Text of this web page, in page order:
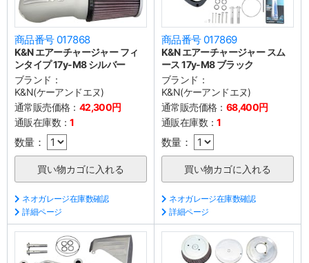
商品番号 017868
K&N エアーチャージャー フィ
ンタイプ 17y-M8 シルバー
ブランド：
K&N(ケーアンドエヌ)
通常販売価格： 42,300円
通販在庫数：1
数量：
ネオガレージ在庫数確認
詳細ページ
商品番号 017869
K&N エアーチャージャー スム
ース 17y-M8 ブラック
ブランド：
K&N(ケーアンドエヌ)
通常販売価格： 68,400円
通販在庫数：1
数量：
ネオガレージ在庫数確認
詳細ページ